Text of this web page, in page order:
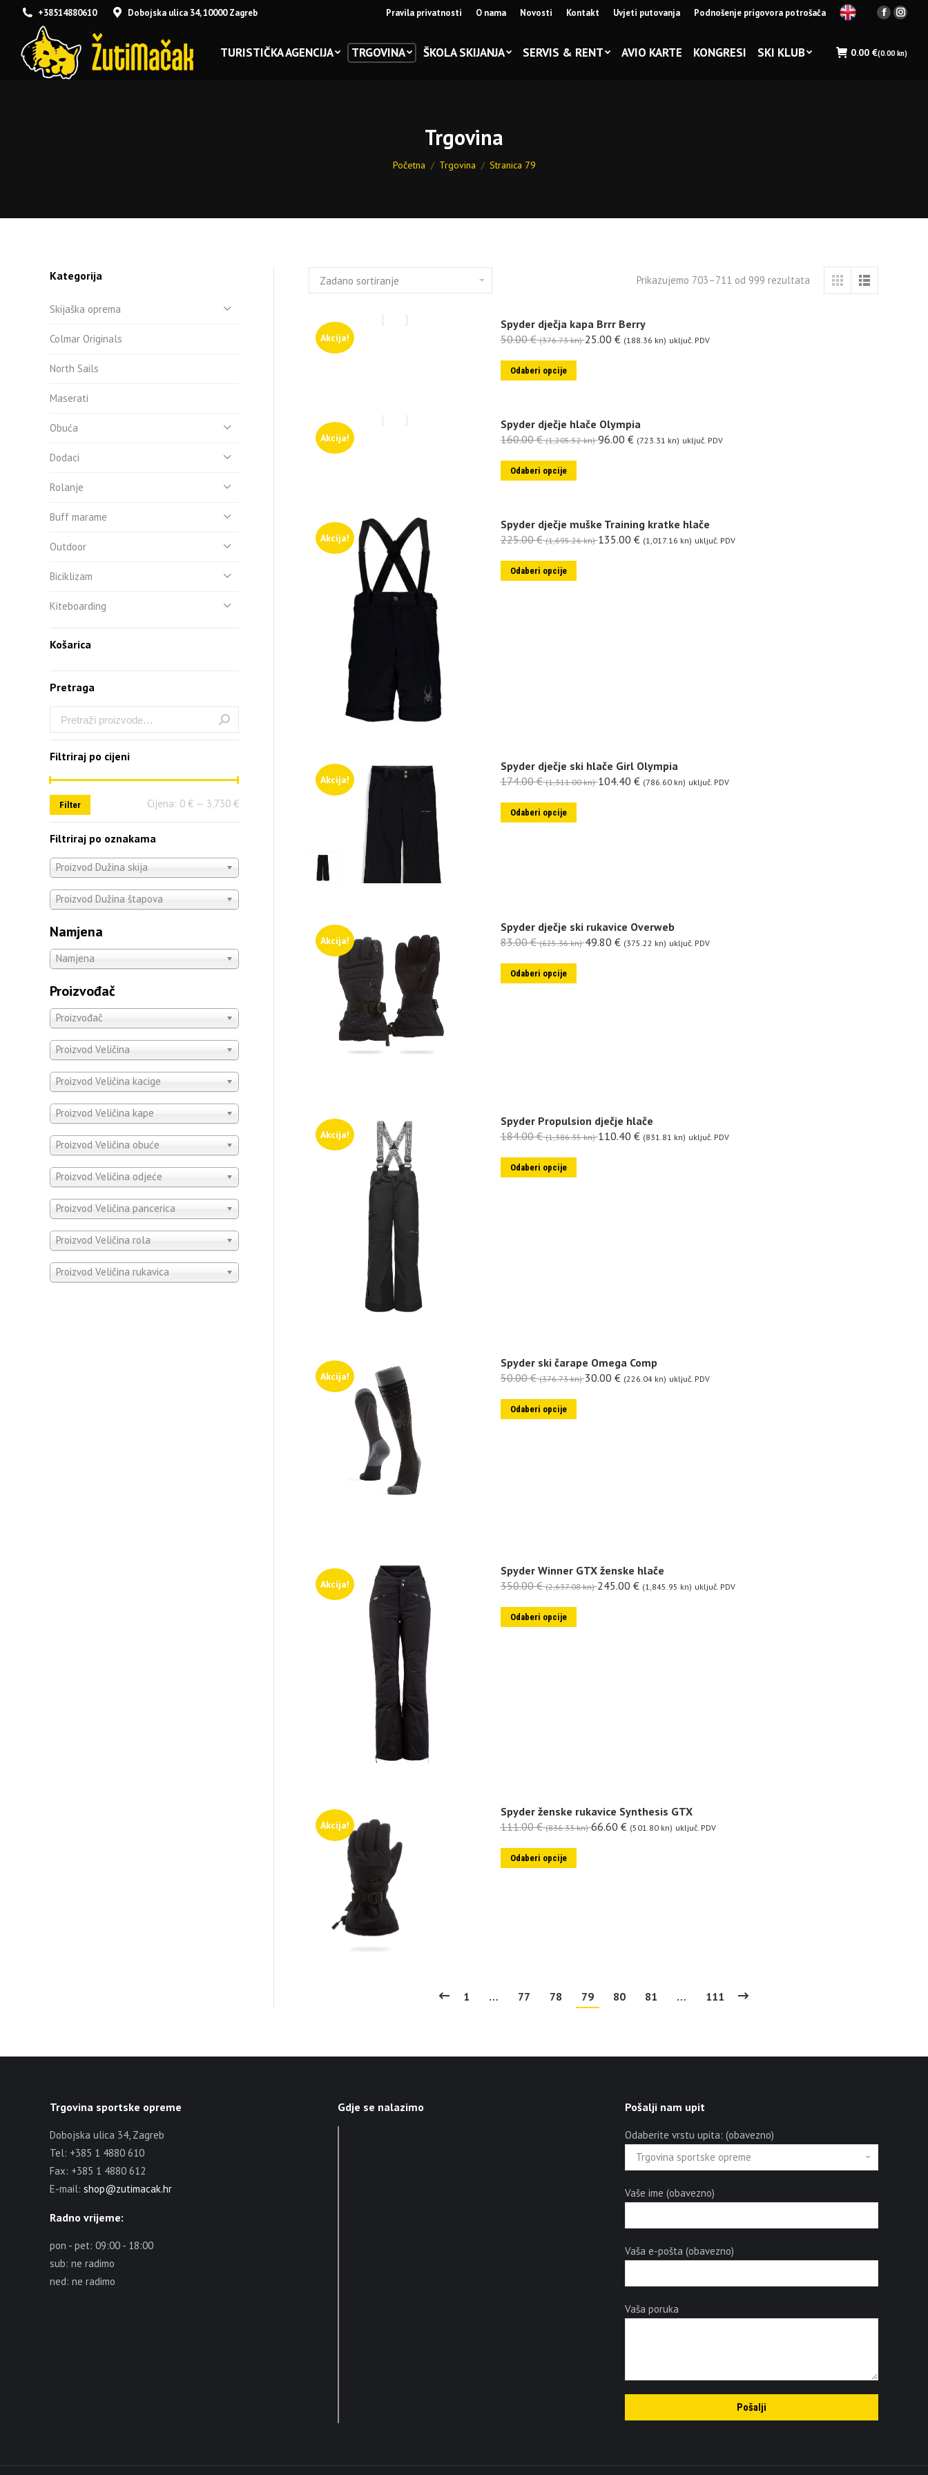
+38514880610 Dobojska ulica 34, 10000 Zagreb Pravila privatnosti O nama Novosti Kontakt Uvjeti putovanja Podnošenje prigovora potrošača
Facebook
in
in
TURISTIČKA AGENCIJA TRGOVINA ŠKOLA SKIJANJA SERVIS & RENT AVIO KARTE KONGRESI SKI KLUB 0.00 €(0.00 kn)
Trgovina
You are here:
Početna Trgovina Stranica 79
Prikazujemo 703–711 od 999 rezultata
Akcija!
Spyder dječja kapa Brrr Berry
50.00€ (376.73 kn) 25.00 € (188.36 kn) uključ. PDV
Odaberi opcije
Akcija!
Spyder dječje hlače Olympia
160.00€ (1,205.52 kn) 96.00 € (723.31 kn) uključ. PDV
Odaberi opcije
Akcija!
Spyder dječje muške Training kratke hlače
225.00€ (1,695.26 kn) 135.00 € (1,017.16 kn) uključ. PDV
Odaberi opcije
Akcija!
Spyder dječje ski hlače Girl Olympia
174.00€ (1,311.00 kn) 104.40 € (786.60 kn) uključ. PDV
Odaberi opcije
Akcija!
Spyder dječje ski rukavice Overweb
83.00€ (625.36 kn) 49.80 € (375.22 kn) uključ. PDV
Odaberi opcije
Akcija!
Spyder Propulsion dječje hlače
184.00€ (1,386.35 kn) 110.40 € (831.81 kn) uključ. PDV
Odaberi opcije
Akcija!
Spyder ski čarape Omega Comp
50.00€ (376.73 kn) 30.00 € (226.04 kn) uključ. PDV
Odaberi opcije
Akcija!
Spyder Winner GTX ženske hlače
350.00€ (2,637.08 kn) 245.00 € (1,845.95 kn) uključ. PDV
Odaberi opcije
Akcija!
Spyder ženske rukavice Synthesis GTX
111.00€ (836.33 kn) 66.60 € (501.80 kn) uključ. PDV
Odaberi opcije
1 … 77 78 79 80 81 … 111
Kategorija
Skijaška oprema
Colmar Originals
North Sails
Maserati
Obuća
Dodaci
Rolanje
Buff marame
Outdoor
Biciklizam
Kiteboarding
Košarica
Pretraga
Filtriraj po cijeni
Filter Cijena: 0 € — 3,730 €
Filtriraj po oznakama
Proizvod Dužina skija
Proizvod Dužina štapova
Namjena
Namjena
Proizvođač
Proizvođač
Proizvod Veličina
Proizvod Veličina kacige
Proizvod Veličina kape
Proizvod Veličina obuće
Proizvod Veličina odjeće
Proizvod Veličina pancerica
Proizvod Veličina rola
Proizvod Veličina rukavica
Trgovina sportske opreme
Dobojska ulica 34, Zagreb
Tel: +385 1 4880 610
Fax: +385 1 4880 612
E-mail: shop@zutimacak.hr
Radno vrijeme:
pon - pet: 09:00 - 18:00
sub: ne radimo
ned: ne radimo
Gdje se nalazimo Pošalji nam upit
Odaberite vrstu upita: (obavezno)
Vaše ime (obavezno)
Vaša e-pošta (obavezno)
Vaša poruka